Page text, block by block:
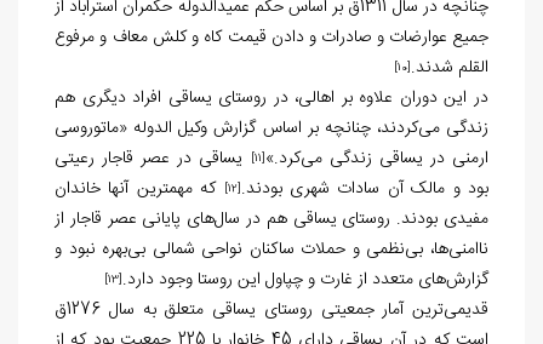
چنانچه در سال 1311ق بر اساس حکم عمیدالدوله حکمران استراباد از
جمیع عوارضات و صادرات و دادن قیمت کاه و کلش معاف و مرفوع
القلم شدند.[10]
در این دوران علاوه بر اهالی، در روستای یساقی افراد دیگری هم
زندگی می‌کردند، چنانچه بر اساس گزارش وکیل الدوله «ماتوروسی
ارمنی در یساقی زندگی می‌کرد.»[11]
یساقی در عصر قاجار رعیتی
بود و مالک آن سادات شهری بودند.[12]
که مهمترین آنها خاندان
مفیدی بودند. روستای یساقی هم در سال‌های پایانی عصر قاجار از
ناامنی‌ها، بی‌نظمی و حملات ساکنان نواحی شمالی بی‌بهره نبود و
گزارش‌های متعدد از غارت و چپاول این روستا وجود دارد.[13]
قدیمی‌ترین آمار جمعیتی روستای یساقی متعلق به سال 1276ق